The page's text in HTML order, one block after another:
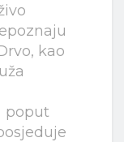
kao
poput